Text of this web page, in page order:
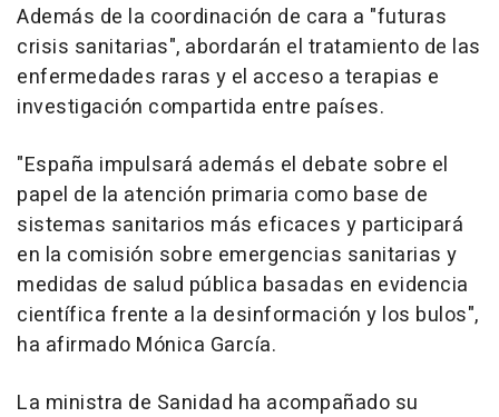
Además de la coordinación de cara a "futuras
crisis sanitarias", abordarán el tratamiento de las
enfermedades raras y el acceso a terapias e
investigación compartida entre países.
"España impulsará además el debate sobre el
papel de la atención primaria como base de
sistemas sanitarios más eficaces y participará
en la comisión sobre emergencias sanitarias y
medidas de salud pública basadas en evidencia
científica frente a la desinformación y los bulos",
ha afirmado Mónica García.
La ministra de Sanidad ha acompañado su